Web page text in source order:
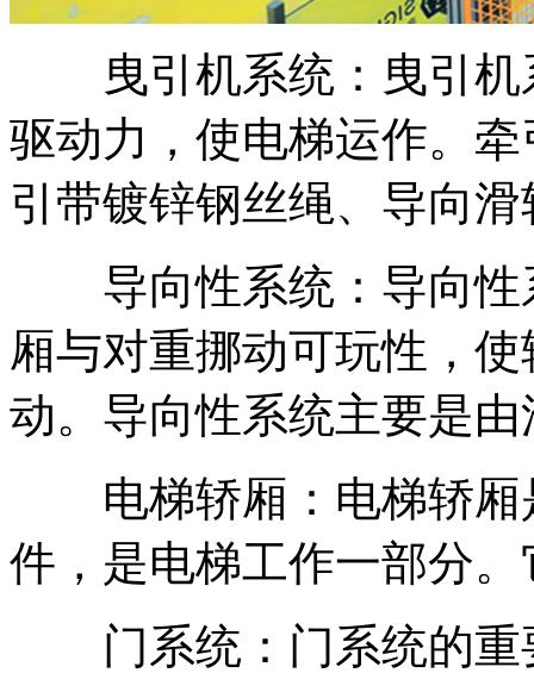
曳引机系统：曳引机
驱动力，使电梯运作。
引带镀锌钢丝绳、导向
导向性系统：导向性
厢与对重挪动可玩性，
动。导向性系统主要是
电梯轿厢：电梯轿厢
件，是电梯工作一部分
门系统：门系统的重